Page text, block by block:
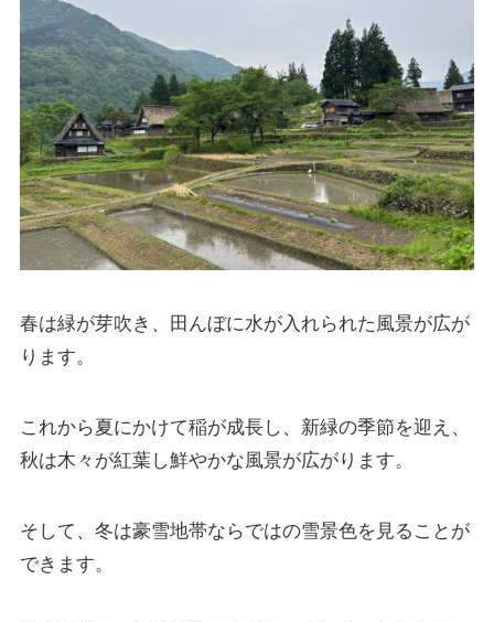
春は緑が芽吹き、田んぼに水が入れられた風景が広が
ります。
これから夏にかけて稲が成長し、新緑の季節を迎え、
秋は木々が紅葉し鮮やかな風景が広がります。
そして、冬は豪雪地帯ならではの雪景色を見ることが
できます。